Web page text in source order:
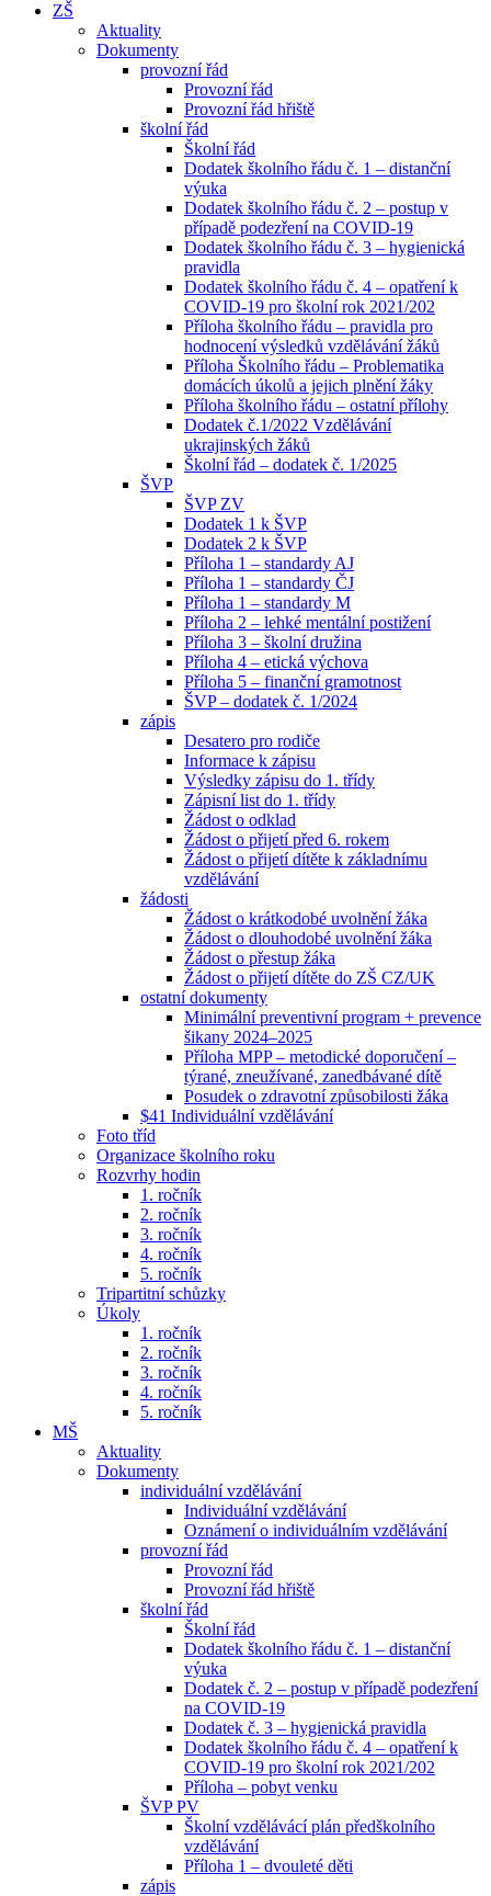
ZŠ
Aktuality
Dokumenty
provozní řád
Provozní řád
Provozní řád hřiště
školní řád
Školní řád
Dodatek školního řádu č. 1 – distanční
výuka
Dodatek školního řádu č. 2 – postup v
případě podezření na COVID-19
Dodatek školního řádu č. 3 – hygienická
pravidla
Dodatek školního řádu č. 4 – opatření k
COVID-19 pro školní rok 2021/202
Příloha školního řádu – pravidla pro
hodnocení výsledků vzdělávání žáků
Příloha Školního řádu – Problematika
domácích úkolů a jejich plnění žáky
Příloha školního řádu – ostatní přílohy
Dodatek č.1/2022 Vzdělávání
ukrajinských žáků
Školní řád – dodatek č. 1/2025
ŠVP
ŠVP ZV
Dodatek 1 k ŠVP
Dodatek 2 k ŠVP
Příloha 1 – standardy AJ
Příloha 1 – standardy ČJ
Příloha 1 – standardy M
Příloha 2 – lehké mentální postižení
Příloha 3 – školní družina
Příloha 4 – etická výchova
Příloha 5 – finanční gramotnost
ŠVP – dodatek č. 1/2024
zápis
Desatero pro rodiče
Informace k zápisu
Výsledky zápisu do 1. třídy
Zápisní list do 1. třídy
Žádost o odklad
Žádost o přijetí před 6. rokem
Žádost o přijetí dítěte k základnímu
vzdělávání
žádosti
Žádost o krátkodobé uvolnění žáka
Žádost o dlouhodobé uvolnění žáka
Žádost o přestup žáka
Žádost o přijetí dítěte do ZŠ CZ/UK
ostatní dokumenty
Minimální preventivní program + prevence
šikany 2024–2025
Příloha MPP – metodické doporučení –
týrané, zneužívané, zanedbávané dítě
Posudek o zdravotní způsobilosti žáka
$41 Individuální vzdělávání
Foto tříd
Organizace školního roku
Rozvrhy hodin
1. ročník
2. ročník
3. ročník
4. ročník
5. ročník
Tripartitní schůzky
Úkoly
1. ročník
2. ročník
3. ročník
4. ročník
5. ročník
MŠ
Aktuality
Dokumenty
individuální vzdělávání
Individuální vzdělávání
Oznámení o individuálním vzdělávání
provozní řád
Provozní řád
Provozní řád hřiště
školní řád
Školní řád
Dodatek školního řádu č. 1 – distanční
výuka
Dodatek č. 2 – postup v případě podezření
na COVID-19
Dodatek č. 3 – hygienická pravidla
Dodatek školního řádu č. 4 – opatření k
COVID-19 pro školní rok 2021/202
Příloha – pobyt venku
ŠVP PV
Školní vzdělávácí plán předškolního
vzdělávání
Příloha 1 – dvouleté děti
zápis